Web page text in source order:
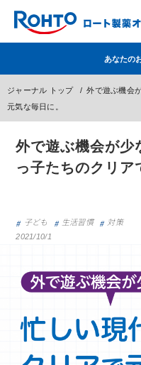
目薬
アゼライン酸 ハイド
ヘリオホワイト
ブランドから探す
成分から探す
ポイント交換品 を見る
あなたの
ジャーナル トップ
外で遊ぶ機会
元気な毎日に。
外で遊ぶ機会が少
っ子たちのクリア
子ども 生活習慣 対策
2021/10/1